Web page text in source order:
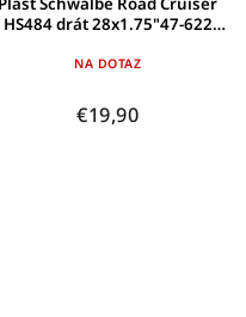
HS484 drát 28x1.75"47-622
NA DOTAZ
€19,90